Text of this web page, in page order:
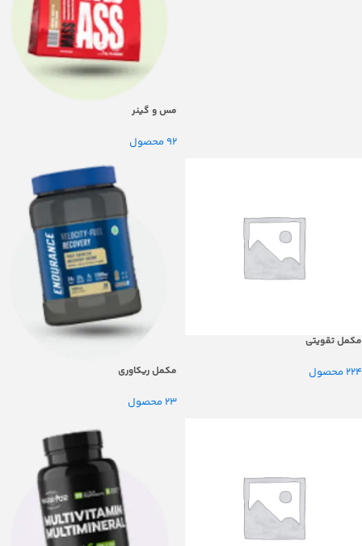
مس و گینر
92 محصول
مکمل تقویتی
224 محصول مکمل ریکاوری
23 محصول